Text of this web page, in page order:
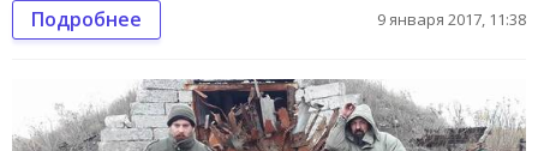
Подробнее 9 января 2017, 11:38